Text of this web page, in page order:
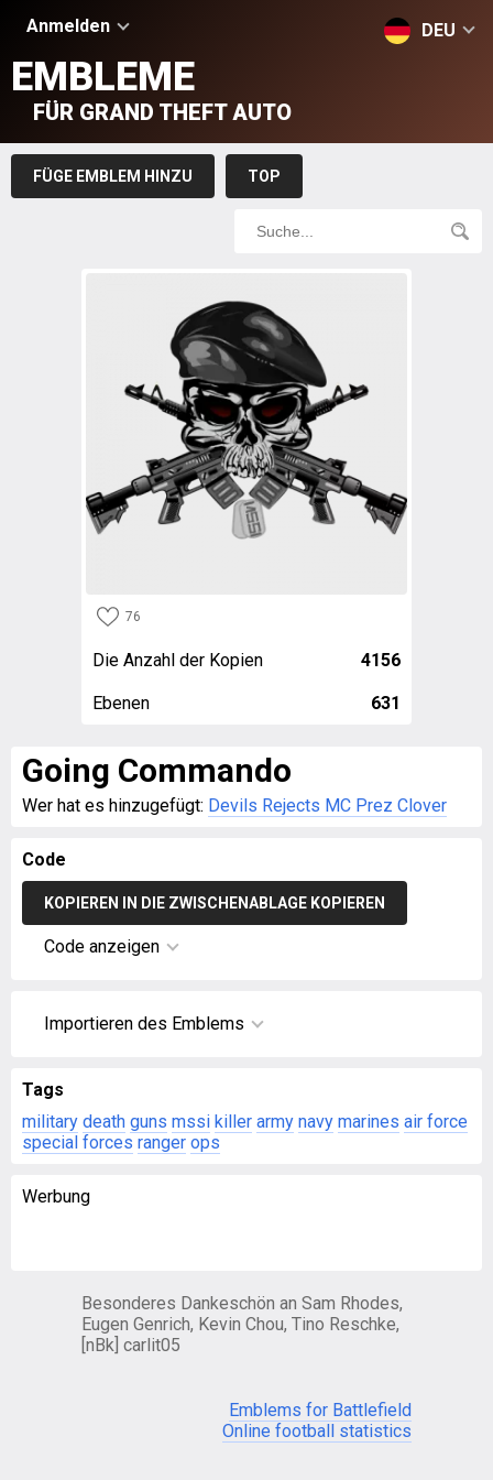
Anmelden DEU
EMBLEME
FÜR GRAND THEFT AUTO
FÜGE EMBLEM HINZU TOP
76
Die Anzahl der Kopien 4156
Ebenen 631
Going Commando
Wer hat es hinzugefügt: Devils Rejects MC Prez Clover
Code
KOPIEREN IN DIE ZWISCHENABLAGE KOPIEREN
Code anzeigen
Importieren des Emblems
Tags
military death guns mssi killer army navy marines air force
special forces ranger ops
Werbung
Besonderes Dankeschön an Sam Rhodes,
Eugen Genrich, Kevin Chou, Tino Reschke,
[nBk] carlit05
Emblems for Battlefield
Online football statistics